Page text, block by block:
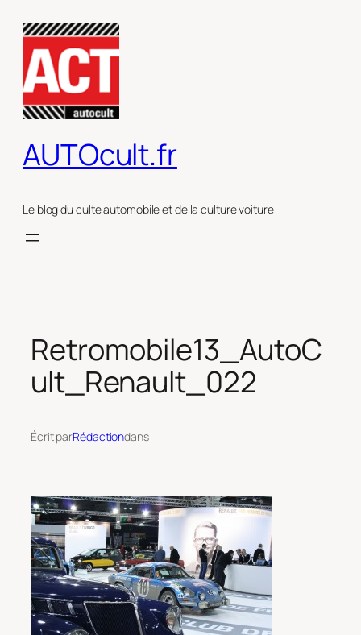
contenu
AUTOcult.fr
Le blog du culte automobile et de la culture voiture
Retromobile13_AutoC
ult_Renault_022
Écrit parRédactiondans